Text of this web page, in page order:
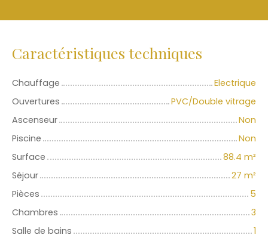
Caractéristiques techniques
Chauffage
Electrique
Ouvertures
PVC/Double vitrage
Ascenseur
Non
Piscine
Non
Surface
88.4 m²
Séjour
27 m²
Pièces
5
Chambres
3
Salle de bains
1